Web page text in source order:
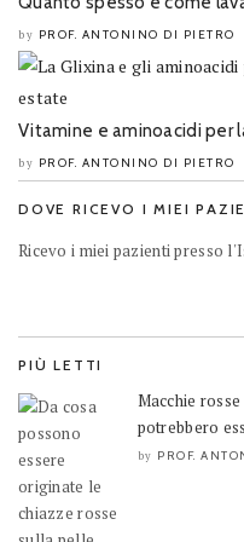
by PROF. ANTONINO DI PIETRO
Vitamine e aminoacidi per
by PROF. ANTONINO DI PIETRO
DOVE RICEVO I MIEI
Ricevo i miei pazienti presso
PIÙ LETTI
Macchie
potrebbero
by PROF.